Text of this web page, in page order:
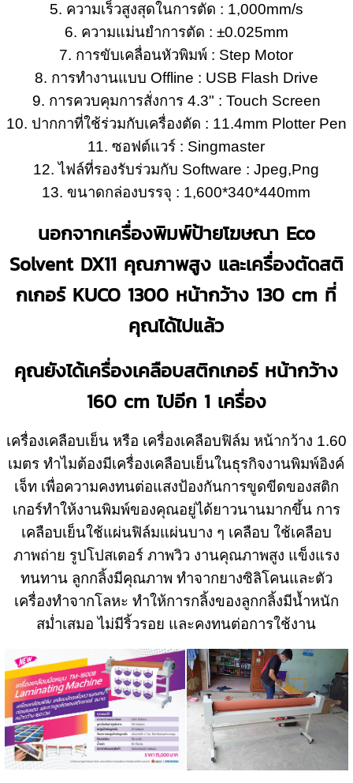
5. ความเร็วสูงสุดในการตัด : 1,000mm/s
6. ความแม่นยำการตัด : ±0.025mm
7. การขับเคลื่อนหัวพิมพ์ : Step Motor
8. การทำงานแบบ Offline : USB Flash Drive
9. การควบคุมการสั่งการ 4.3" : Touch Screen
10. ปากกาที่ใช้ร่วมกับเครื่องตัด : 11.4mm Plotter Pen
11. ซอฟต์แวร์ : Singmaster
12. ไฟล์ที่รองรับร่วมกับ Software : Jpeg,Png
13. ขนาดกล่องบรรจุ : 1,600*340*440mm
นอกจากเครื่องพิมพ์ป้ายโฆษณา Eco
Solvent DX11 คุณภาพสูง และเครื่องตัดสติ
กเกอร์ KUCO 1300 หน้ากว้าง 130 cm ที่
คุณได้ไปแล้ว
คุณยังได้เครื่องเคลือบสติกเกอร์ หน้ากว้าง
160 cm ไปอีก 1 เครื่อง
เครื่องเคลือบเย็น หรือ เครื่องเคลือบฟิล์ม หน้ากว้าง 1.60
เมตร ทำไมต้องมีเครื่องเคลือบเย็นในธุรกิจงานพิมพ์อิงค์
เจ็ท เพื่อความคงทนต่อแสงป้องกันการขูดขีดของสติก
เกอร์ทำให้งานพิมพ์ของคุณอยู่ได้ยาวนานมากขึ้น การ
เคลือบเย็นใช้แผ่นฟิล์มแผ่นบาง ๆ เคลือบ ใช้เคลือบ
ภาพถ่าย รูปโปสเตอร์ ภาพวิว งานคุณภาพสูง แข็งแรง
ทนทาน ลูกกลิ้งมีคุณภาพ ทำจากยางซิลิโคนและตัว
เครื่องทำจากโลหะ ทำให้การกลิ้งของลูกกลิ้งมีน้ำหนัก
สม่ำเสมอ ไม่มีริ้วรอย และคงทนต่อการใช้งาน